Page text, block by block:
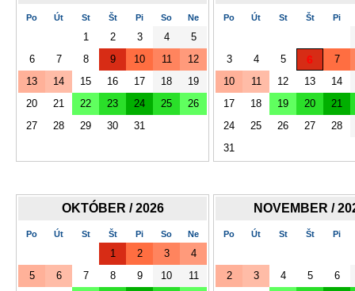
Po Út St Št Pi So Ne
1 2 3 4
5
6
7 8 9 10 11
12
13
14 15 16 17 18
19
20
21 22 23 24 25
26
27
28 29 30 31
Po Út St Št Pi
3 4 5 6
7
10
11 12 13
14
17
18 19 20
21
24
25 26 27
28
31
OKTÓBER / 2026
Po Út St Št Pi So Ne
1 2 3
4
5
6 7 8 9 10
11
NOVEMBER /
Po Út St Št Pi
2 3 4 5
6